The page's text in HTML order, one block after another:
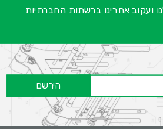
ועקוב אחרינו ברשתות החברתיות
הירשם